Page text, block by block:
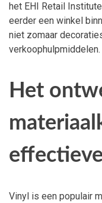
het EHI Retail
eerder een winkel
niet zomaar
verkoophulpmiddelen.
Het
Vinyl is een populair